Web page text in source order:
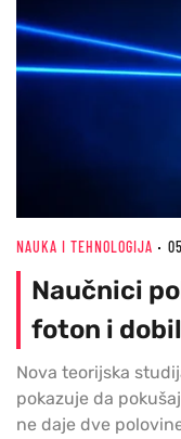
NAUKA I TEHNOLOGIJA
Naučnici
foton i
Nova teorijska
pokazuje da
ne daje dve